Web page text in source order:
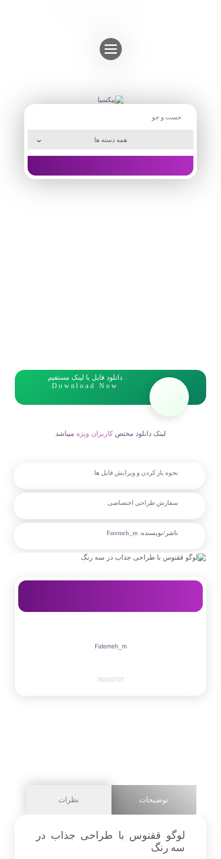
دانلود فایل با لینک مستقیم
Download Now
لینک دانلود مختص کاربران ویژه میباشد
نحوه باز کردن و ویرایش فایل ها
سفارش طراحی اختصاصی
ناشر/نویسنده: Fatemeh_m
Fatemeh_m
2022/07/27
توضیحات نظرات
لوگو ققنوس با طراحی جذاب در
سه رنگ